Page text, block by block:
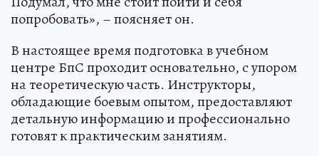
попробовать», – поясняет он.
В настоящее время подготовка в учебном
центре БпС проходит основательно, с упором
на теоретическую часть. Инструкторы,
обладающие боевым опытом, предоставляют
детальную информацию и профессионально
готовят к практическим занятиям.